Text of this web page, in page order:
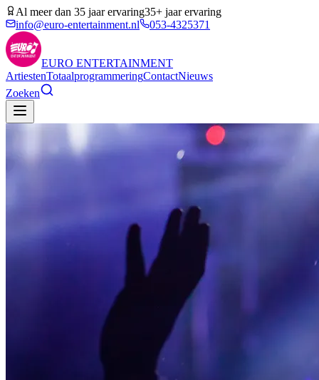
Al meer dan 35 jaar ervaring35+ jaar ervaring
info@euro-entertainment.nl
053-4325371
EURO ENTERTAINMENT
ArtiestenTotaalprogrammeringContactNieuws
Zoeken